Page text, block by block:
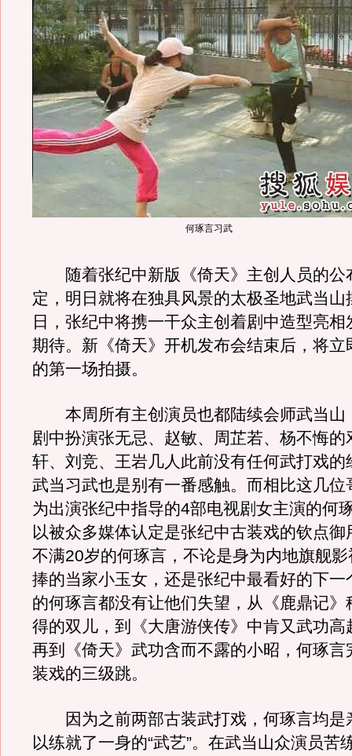
何琢言习武
随着张纪中新版《倚天》主创人员的公
定，明日就将在独具风景的太极圣地武当山
日，张纪中将携一干众主创着剧中造型亮相
期待。新《倚天》开机发布会结束后，将立
的第一场拍摄。
本周所有主创演员也都陆续会师武当山
剧中扮演张无忌、赵敏、周芷若、杨不悔的
轩、刘竞、王岩几人此前没有任何武打戏的
武当习武也是别有一番感触。而相比这几位
为出演张纪中指导的4部电视剧女主演的何
以被众多媒体认定是张纪中古装戏的钦点御
不满20岁的何琢言，不论是身为内地旗舰
捧的当家小玉女，还是张纪中最看好的下一
的何琢言都没有让他们失望，从《鹿鼎记》
得的双儿，到《大唐游侠传》中肯又武功高
再到《倚天》武功含而不露的小昭，何琢言
装戏的三级跳。
因为之前两部古装武打戏，何琢言均是
以练就了一身的“武艺”。在武当山众演员苦